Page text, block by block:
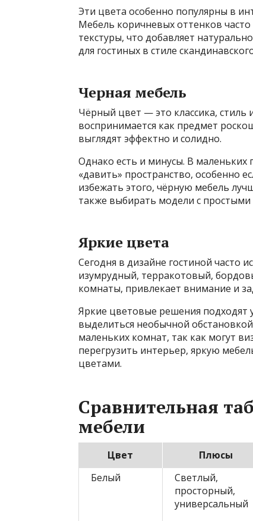
Эти цвета особенно популярны в
Мебель коричневых оттенков
текстуры, что добавляет
для гостиных в стиле
Черная мебель
Чёрный цвет — это классика, стиль
воспринимается как предмет
выглядят эффектно и солидно.
Однако есть и минусы. В маленьких
«давить» пространство, особенно
избежать этого, чёрную мебель
также выбирать модели с
Яркие цвета
Сегодня в дизайне гостиной часто
изумрудный, терракотовый,
комнаты, привлекает внимание и
Яркие цветовые решения
выделиться необычной
маленьких комнат, так как могут
перегрузить интерьер, яркую
цветами.
Сравнительная
мебели
Цвет Плюсы
Белый
Светлый,
просторный,
универсальный